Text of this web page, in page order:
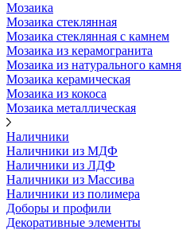
Мозаика
Мозаика стеклянная
Мозаика стеклянная с камнем
Мозаика из керамогранита
Мозаика из натурального камня
Мозаика керамическая
Мозаика из кокоса
Мозаика металлическая
Наличники
Наличники из МДФ
Наличники из ЛДФ
Наличники из Массива
Наличники из полимера
Доборы и профили
Декоративные элементы